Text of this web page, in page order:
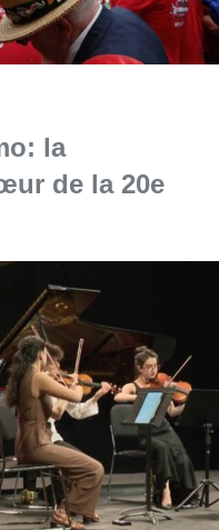
"Festival Classissimo: la
aux jeunes